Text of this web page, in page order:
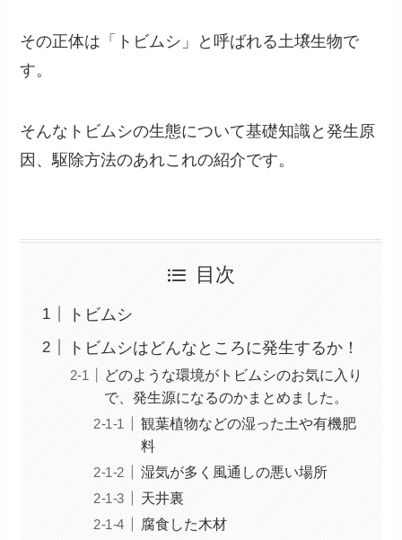
その正体は「トビムシ」と呼ばれる土壌生物で
す。
そんなトビムシの生態について基礎知識と発生原
因、駆除方法のあれこれの紹介です。
目次
トビムシ
トビムシはどんなところに発生するか！
どのような環境がトビムシのお気に入り
で、発生源になるのかまとめました。
観葉植物などの湿った土や有機肥
料
湿気が多く風通しの悪い場所
天井裏
腐食した木材